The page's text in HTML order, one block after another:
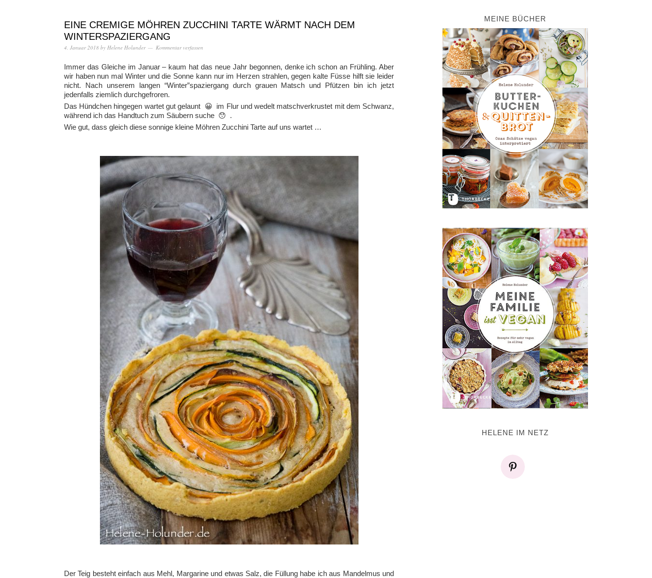
EINE CREMIGE MÖHREN ZUCCHINI TARTE WÄRMT NACH DEM
WINTERSPAZIERGANG
4. Januar 2018 by Helene Holunder Kommentar verfassen
Immer das Gleiche im Januar – kaum hat das neue Jahr begonnen, denke ich schon an Frühling. Aber
wir haben nun mal Winter und die Sonne kann nur im Herzen strahlen, gegen kalte Füsse hilft sie leider
nicht. Nach unserem langen “Winter”spaziergang durch grauen Matsch und Pfützen bin ich jetzt
jedenfalls ziemlich durchgefroren.
Das Hündchen hingegen wartet gut gelaunt 😀 im Flur und wedelt matschverkrustet mit dem Schwanz,
während ich das Handtuch zum Säubern suche 😯 .
Wie gut, dass gleich diese sonnige kleine Möhren Zucchini Tarte auf uns wartet …
Der Teig besteht einfach aus Mehl, Margarine und etwas Salz, die Füllung habe ich aus Mandelmus und
MEINE BÜCHER
HELENE IM NETZ